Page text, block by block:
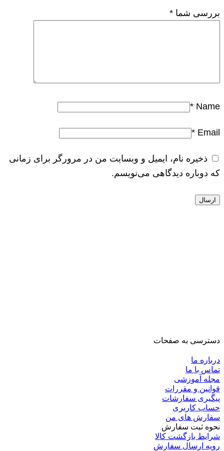
بررسی شما *
Name
*
Email
*
ذخیره نام، ایمیل و وبسایت من در مرورگر برای زمانی
که دوباره دیدگاهی می‌نویسم.
دسترسی به صفحات
درباره ما
تماس با ما
مجله آموزشی
قوانین و مقررات
پیگیری سفارشات
حساب کاربری
سفارش های من
نحوه ثبت سفارش
شرایط بازگشت کالا
رویه ارسال سفارش